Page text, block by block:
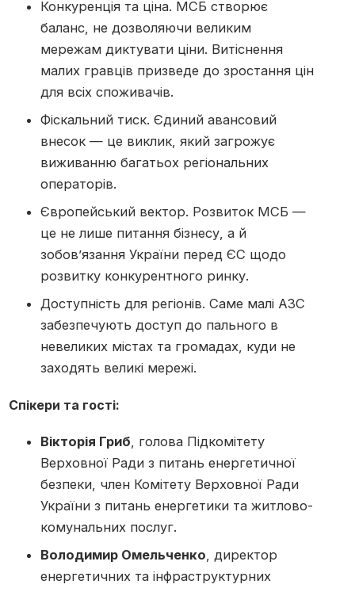
Конкуренція та ціна. МСБ створює
баланс, не дозволяючи великим
мережам диктувати ціни. Витіснення
малих гравців призведе до зростання цін
для всіх споживачів.
Фіскальний тиск. Єдиний авансовий
внесок — це виклик, який загрожує
виживанню багатьох регіональних
операторів.
Європейський вектор. Розвиток МСБ —
це не лише питання бізнесу, а й
зобов’язання України перед ЄС щодо
розвитку конкурентного ринку.
Доступність для регіонів. Саме малі АЗС
забезпечують доступ до пального в
невеликих містах та громадах, куди не
заходять великі мережі.
Спікери та гості:
Вікторія Гриб, голова Підкомітету
Верховної Ради з питань енергетичної
безпеки, член Комітету Верховної Ради
України з питань енергетики та житлово-
комунальних послуг.
Володимир Омельченко, директор
енергетичних та інфраструктурних